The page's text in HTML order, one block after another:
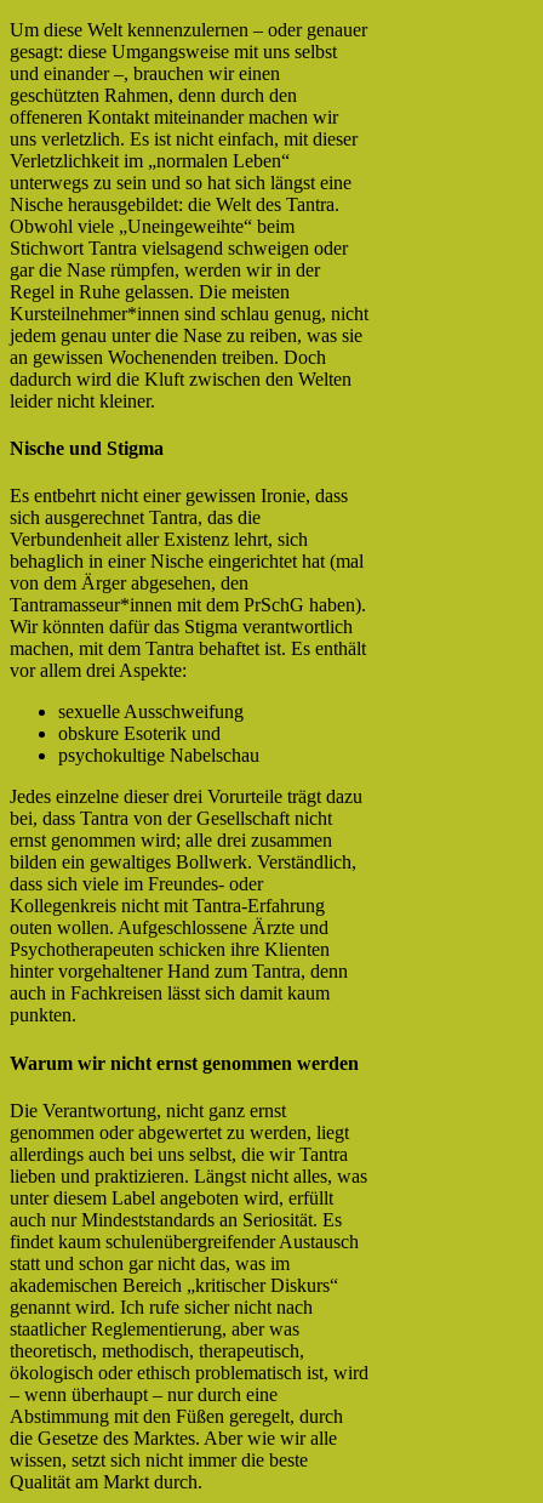
Um diese Welt kennenzulernen – oder genauer
gesagt: diese Umgangsweise mit uns selbst
und einander –, brauchen wir einen
geschützten Rahmen, denn durch den
offeneren Kontakt miteinander machen wir
uns verletzlich. Es ist nicht einfach, mit dieser
Verletzlichkeit im „normalen Leben“
unterwegs zu sein und so hat sich längst eine
Nische herausgebildet: die Welt des Tantra.
Obwohl viele „Uneingeweihte“ beim
Stichwort Tantra vielsagend schweigen oder
gar die Nase rümpfen, werden wir in der
Regel in Ruhe gelassen. Die meisten
Kursteilnehmer*innen sind schlau genug, nicht
jedem genau unter die Nase zu reiben, was sie
an gewissen Wochenenden treiben. Doch
dadurch wird die Kluft zwischen den Welten
leider nicht kleiner.
Nische und Stigma
Es entbehrt nicht einer gewissen Ironie, dass
sich ausgerechnet Tantra, das die
Verbundenheit aller Existenz lehrt, sich
behaglich in einer Nische eingerichtet hat (mal
von dem Ärger abgesehen, den
Tantramasseur*innen mit dem PrSchG haben).
Wir könnten dafür das Stigma verantwortlich
machen, mit dem Tantra behaftet ist. Es enthält
vor allem drei Aspekte:
sexuelle Ausschweifung
obskure Esoterik und
psychokultige Nabelschau
Jedes einzelne dieser drei Vorurteile trägt dazu
bei, dass Tantra von der Gesellschaft nicht
ernst genommen wird; alle drei zusammen
bilden ein gewaltiges Bollwerk. Verständlich,
dass sich viele im Freundes- oder
Kollegenkreis nicht mit Tantra-Erfahrung
outen wollen. Aufgeschlossene Ärzte und
Psychotherapeuten schicken ihre Klienten
hinter vorgehaltener Hand zum Tantra, denn
auch in Fachkreisen lässt sich damit kaum
punkten.
Warum wir nicht ernst genommen werden
Die Verantwortung, nicht ganz ernst
genommen oder abgewertet zu werden, liegt
allerdings auch bei uns selbst, die wir Tantra
lieben und praktizieren. Längst nicht alles, was
unter diesem Label angeboten wird, erfüllt
auch nur Mindeststandards an Seriosität. Es
findet kaum schulenübergreifender Austausch
statt und schon gar nicht das, was im
akademischen Bereich „kritischer Diskurs“
genannt wird. Ich rufe sicher nicht nach
staatlicher Reglementierung, aber was
theoretisch, methodisch, therapeutisch,
ökologisch oder ethisch problematisch ist, wird
– wenn überhaupt – nur durch eine
Abstimmung mit den Füßen geregelt, durch
die Gesetze des Marktes. Aber wie wir alle
wissen, setzt sich nicht immer die beste
Qualität am Markt durch.